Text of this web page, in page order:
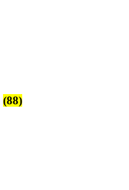
(88)